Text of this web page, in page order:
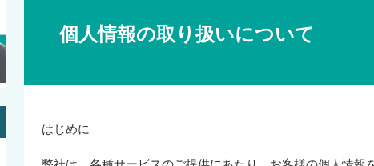
個人情報の取り扱いについて
はじめに